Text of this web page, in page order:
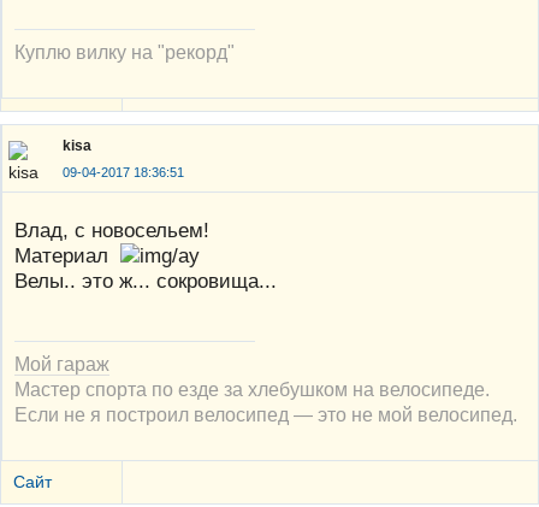
Куплю вилку на "рекорд"
kisa
09-04-2017 18:36:51
Влад, с новосельем!
Материал
Велы.. это ж... сокровища...
Мой гараж
Мастер спорта по езде за хлебушком на велосипеде.
Если не я построил велосипед — это не мой велосипед.
Сайт